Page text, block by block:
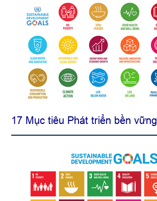
17 Mục tiêu Phát triển bền vững